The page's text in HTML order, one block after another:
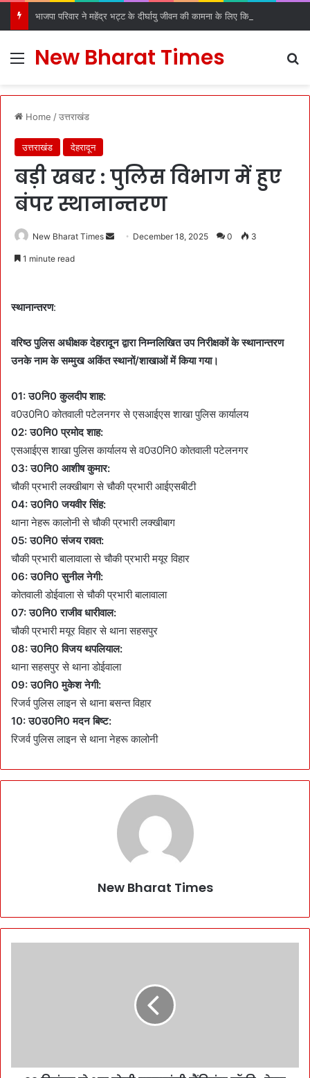
Menu
New Bharat Times
Home /उत्तराखंड
उत्तराखंड देहरादून
बड़ी खबर : पुलिस विभाग में हुए
बंपर स्थानान्तरण
New Bharat Times December 18, 2025 0 3
1 minute read
स्थानान्तरण:
वरिष्ठ पुलिस अधीक्षक देहरादून द्वारा निम्नलिखित उप निरीक्षकों के स्थानान्तरण
उनके नाम के सम्मुख अकिंत स्थानों/शाखाओं में किया गया।
01: उ0नि0 कुलदीप शाह:
व0उ0नि0 कोतवाली पटेलनगर से एसआईएस शाखा पुलिस कार्यालय
02: उ0नि0 प्रमोद शाह:
एसआईएस शाखा पुलिस कार्यालय से व0उ0नि0 कोतवाली पटेलनगर
03: उ0नि0 आशीष कुमार:
चौकी प्रभारी लक्खीबाग से चौकी प्रभारी आईएसबीटी
04: उ0नि0 जयवीर सिंह:
थाना नेहरू कालोनी से चौकी प्रभारी लक्खीबाग
05: उ0नि0 संजय रावत:
चौकी प्रभारी बालावाला से चौकी प्रभारी मयूर विहार
06: उ0नि0 सुनील नेगी:
कोतवाली डोईवाला से चौकी प्रभारी बालावाला
07: उ0नि0 राजीव धारीवाल:
चौकी प्रभारी मयूर विहार से थाना सहसपुर
08: उ0नि0 विजय थपलियाल:
थाना सहसपुर से थाना डोईवाला
09: उ0नि0 मुकेश नेगी:
रिजर्व पुलिस लाइन से थाना बसन्त विहार
10: उ0उ0नि0 मदन बिष्ट:
रिजर्व पुलिस लाइन से थाना नेहरू कालोनी
New Bharat Times